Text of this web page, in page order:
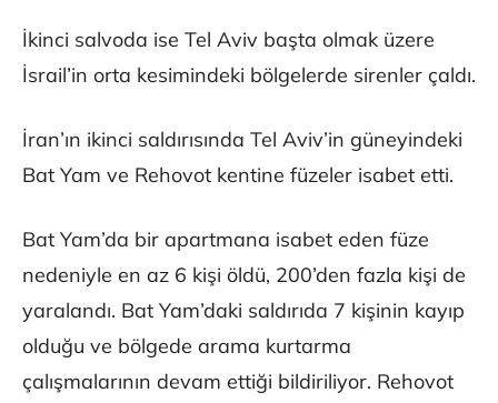
İkinci salvoda ise Tel Aviv başta olmak üzere
İsrail’in orta kesimindeki bölgelerde sirenler çaldı.
İran’ın ikinci saldırısında Tel Aviv’in güneyindeki
Bat Yam ve Rehovot kentine füzeler isabet etti.
Bat Yam’da bir apartmana isabet eden füze
nedeniyle en az 6 kişi öldü, 200’den fazla kişi de
yaralandı. Bat Yam’daki saldırıda 7 kişinin kayıp
olduğu ve bölgede arama kurtarma
çalışmalarının devam ettiği bildiriliyor. Rehovot